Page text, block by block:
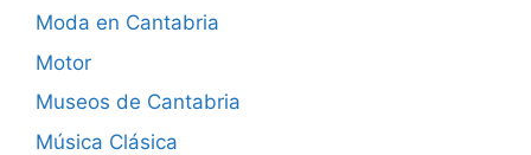
Moda en Cantabria
Motor
Museos de Cantabria
Música Clásica